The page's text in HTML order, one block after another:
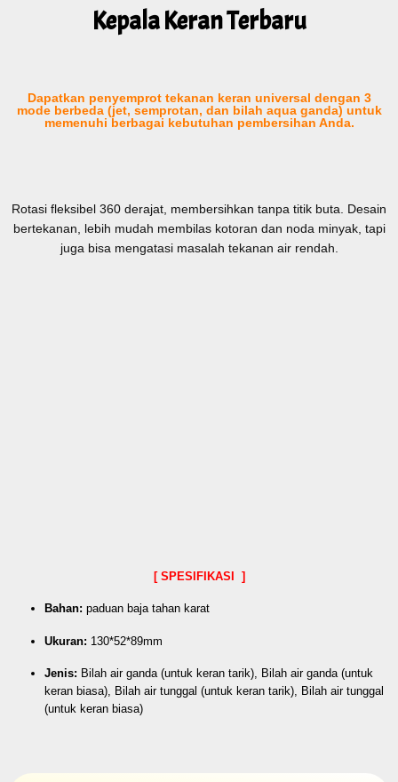
Kepala Keran Terbaru
Dapatkan penyemprot tekanan keran universal dengan 3
mode berbeda (jet, semprotan, dan bilah aqua ganda) untuk
memenuhi berbagai kebutuhan pembersihan Anda.
Rotasi fleksibel 360 derajat, membersihkan tanpa titik buta. Desain
bertekanan, lebih mudah membilas kotoran dan noda minyak, tapi
juga bisa mengatasi masalah tekanan air rendah.
[ SPESIFIKASI ]
Bahan: paduan baja tahan karat
Ukuran: 130*52*89mm
Jenis: Bilah air ganda (untuk keran tarik), Bilah air ganda (untuk
keran biasa), Bilah air tunggal (untuk keran tarik), Bilah air tunggal
(untuk keran biasa)